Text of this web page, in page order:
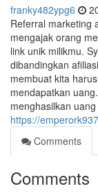
franky482ypg6
Referral marketing
mengajak orang
link unik milikmu.
dibandingkan
membuat kita
mendapatkan
menghasilkan
https://
Comments
Comments